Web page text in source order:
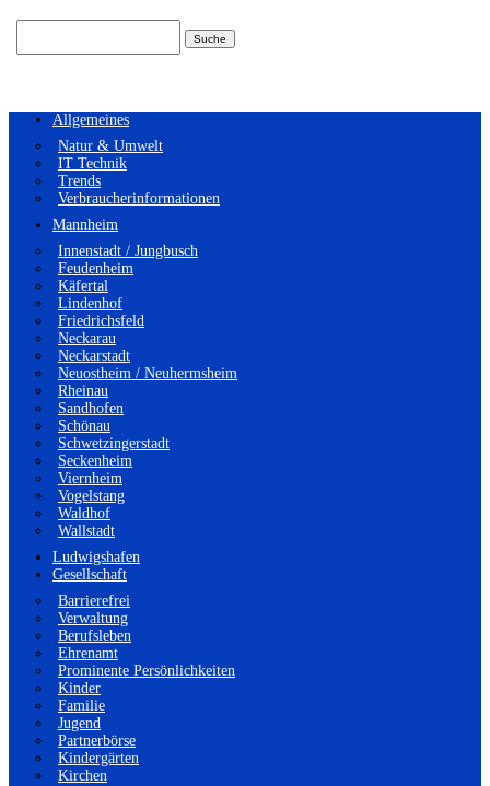
Allgemeines
Natur & Umwelt
IT Technik
Trends
Verbraucherinformationen
Mannheim
Innenstadt / Jungbusch
Feudenheim
Käfertal
Lindenhof
Friedrichsfeld
Neckarau
Neckarstadt
Neuostheim / Neuhermsheim
Rheinau
Sandhofen
Schönau
Schwetzingerstadt
Seckenheim
Viernheim
Vogelstang
Waldhof
Wallstadt
Ludwigshafen
Gesellschaft
Barrierefrei
Verwaltung
Berufsleben
Ehrenamt
Prominente Persönlichkeiten
Kinder
Familie
Jugend
Partnerbörse
Kindergärten
Kirchen